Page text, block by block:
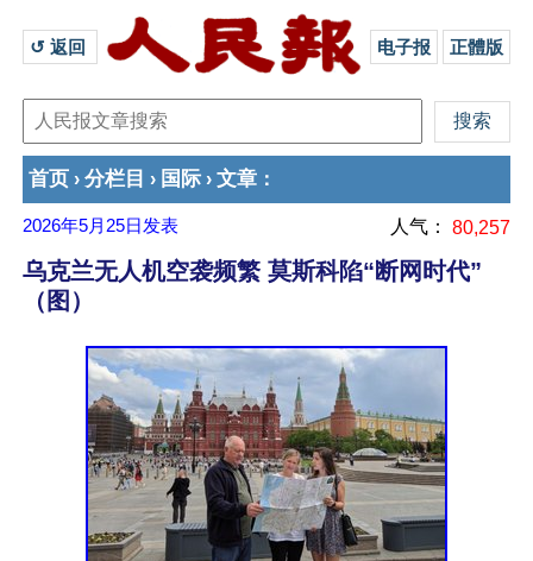
↺ 返回 电子报 正體版
首页 › 分栏目 › 国际 › 文章 ：
2026年5月25日 发表 人气： 80,257
乌克兰无人机空袭频繁 莫斯科陷“断网时代”
（图）